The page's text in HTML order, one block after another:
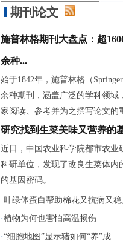
期刊论文
施普林格期刊大盘点：超
余种...
始于1842年，施普林格（
余种期刊，涵盖广泛的学科领域
家阅读、参考并为之撰写论文的
研究找到生菜美味又营养的
近日，中国农业科学院都市农业
科研单位，发现了改良生菜体内
的基因密码。
·叶绿体蛋白帮助棉花又抗病又
·植物为何也害怕高温损伤
·“细胞地图”显示猪如何“养”成